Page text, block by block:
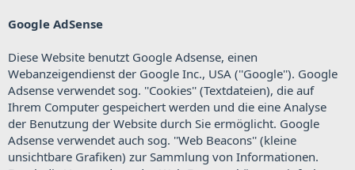
Google AdSense
Diese Website benutzt Google Adsense, einen
Webanzeigendienst der Google Inc., USA (''Google''). Google
Adsense verwendet sog. ''Cookies'' (Textdateien), die auf
Ihrem Computer gespeichert werden und die eine Analyse
der Benutzung der Website durch Sie ermöglicht. Google
Adsense verwendet auch sog. ''Web Beacons'' (kleine
unsichtbare Grafiken) zur Sammlung von Informationen.